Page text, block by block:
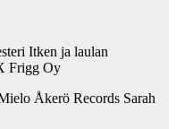
Itken ja laulan
Frigg Oy
Åkerö Records Sarah